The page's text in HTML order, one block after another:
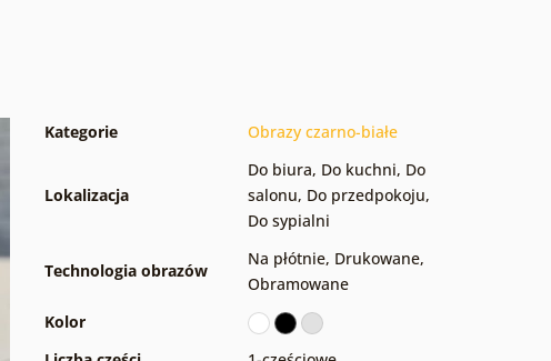
Kategorie Obrazy czarno-białe
Lokalizacja
Do biura, Do kuchni, Do
salonu, Do przedpokoju,
Do sypialni
Technologia obrazów
Na płótnie, Drukowane,
Obramowane
Kolor